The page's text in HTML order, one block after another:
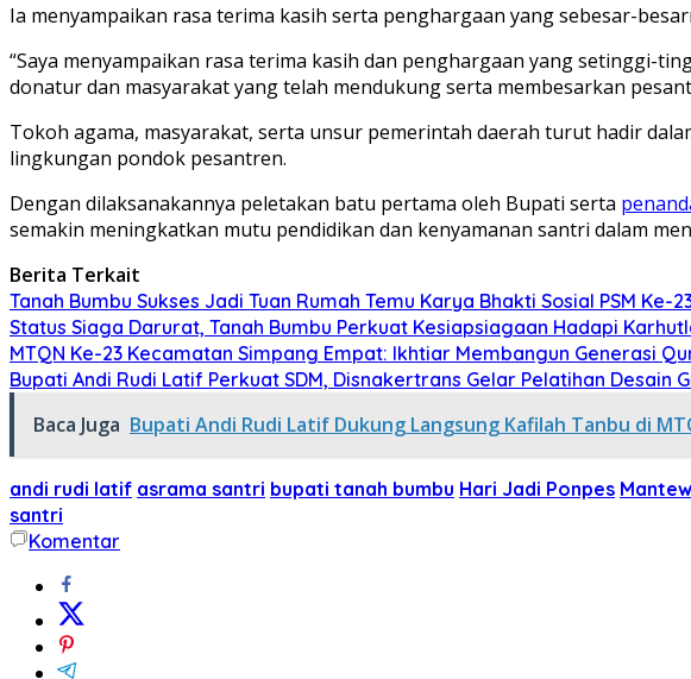
Ia menyampaikan rasa terima kasih serta penghargaan yang sebesar-
“Saya menyampaikan rasa terima kasih dan penghargaan yang setinggi-
donatur dan masyarakat yang telah mendukung serta membesarkan
Tokoh agama, masyarakat, serta unsur pemerintah daerah turut hadir
lingkungan pondok pesantren.
Dengan dilaksanakannya peletakan batu pertama oleh Bupati serta
semakin meningkatkan mutu pendidikan dan kenyamanan santri dalam
Berita Terkait
Tanah Bumbu Sukses Jadi Tuan Rumah Temu Karya Bhakti Sosial PSM Ke-
Status Siaga Darurat, Tanah Bumbu Perkuat Kesiapsiagaan Hadapi
MTQN Ke-23 Kecamatan Simpang Empat: Ikhtiar Membangun Generasi
Bupati Andi Rudi Latif Perkuat SDM, Disnakertrans Gelar Pelatihan Desain
Baca Juga Bupati Andi Rudi Latif Dukung Langsung Kafilah Tanbu di
andi rudi latif asrama santri bupati tanah bumbu Hari Jadi Ponpes
santri
Komentar